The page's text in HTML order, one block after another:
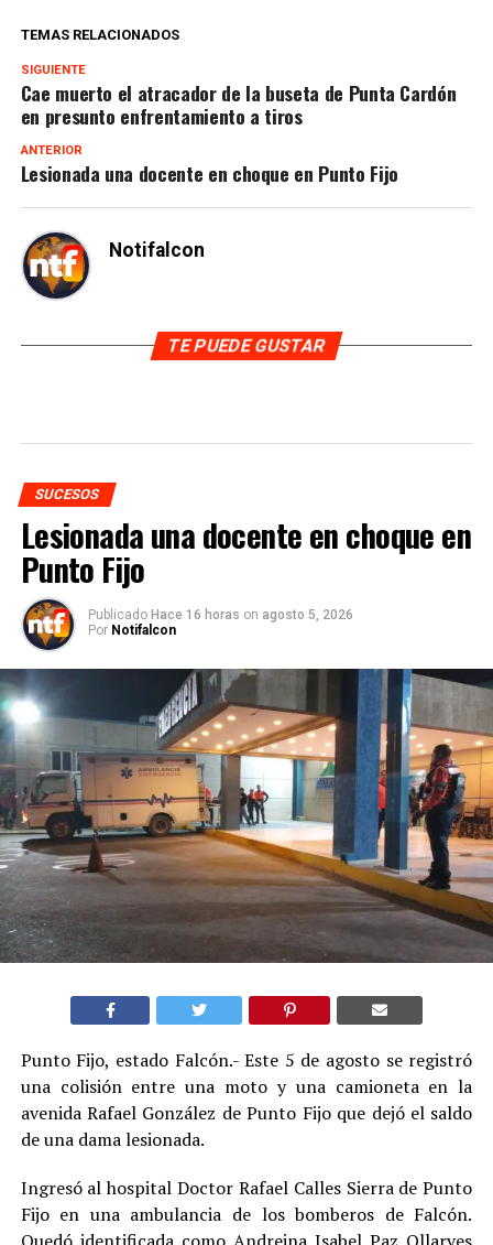
TEMAS RELACIONADOS
SIGUIENTE
Cae muerto el atracador de la buseta de Punta Cardón
en presunto enfrentamiento a tiros
ANTERIOR
Lesionada una docente en choque en Punto Fijo
Notifalcon
TE PUEDE GUSTAR
SUCESOS
Lesionada una docente en choque en
Punto Fijo
Publicado Hace 16 horas on agosto 5, 2026
Por Notifalcon
Punto Fijo, estado Falcón.- Este 5 de agosto se registró
una colisión entre una moto y una camioneta en la
avenida Rafael González de Punto Fijo que dejó el saldo
de una dama lesionada.
Ingresó al hospital Doctor Rafael Calles Sierra de Punto
Fijo en una ambulancia de los bomberos de Falcón.